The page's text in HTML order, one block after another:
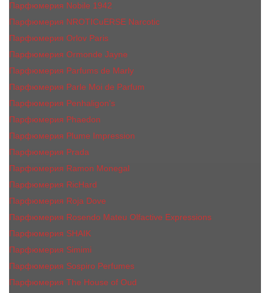
Парфюмерия Nobile 1942
Парфюмерия NROTICuERSE Narcotic
Парфюмерия Orlov Paris
Парфюмерия Ormonde Jayne
Парфюмерия Parfums de Marly
Парфюмерия Parle Moi de Parfum
Парфюмерия Penhaligon's
Парфюмерия Phaedon
Парфюмерия Plume Impression
Парфюмерия Prada
Парфюмерия Ramon Monegal
Парфюмерия RicHard
Парфюмерия Roja Dove
Парфюмерия Rosendo Mateu Olfactive Expressions
Парфюмерия SHAIK
Парфюмерия Simimi
Парфюмерия Sospiro Perfumes
Парфюмерия The House of Oud